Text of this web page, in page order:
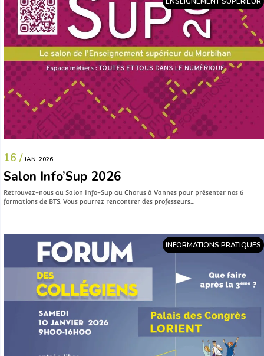
16 / JAN. 2026
Salon Info’Sup 2026
Retrouvez-nous au Salon Info-Sup au Chorus à Vannes pour présenter nos 6
formations de BTS. Vous pourrez rencontrer des professeurs…
INFORMATIONS PRATIQUES